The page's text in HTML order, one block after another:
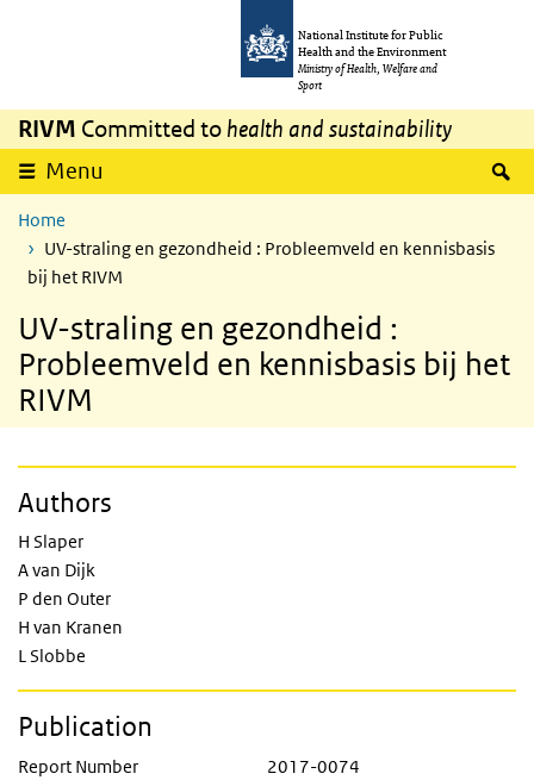
National Institute for Public
Health and the Environment
Ministry of Health, Welfare and
Sport
RIVM Committed to health and sustainability
Menu
Home
UV-straling en gezondheid : Probleemveld en kennisbasis
bij het RIVM
UV-straling en gezondheid :
Probleemveld en kennisbasis bij het
RIVM
Authors
H Slaper
A van Dijk
P den Outer
H van Kranen
L Slobbe
Publication
Report Number
2017-0074